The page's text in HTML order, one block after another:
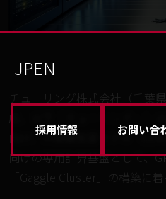
EN
JP
採用情報 お問い合
チューリング株式会社（千葉
成、以下「チューリング」）
向け、大規模言語モデル（
向けの専用計算基盤として、
「Gaggle Cluster」の構築に